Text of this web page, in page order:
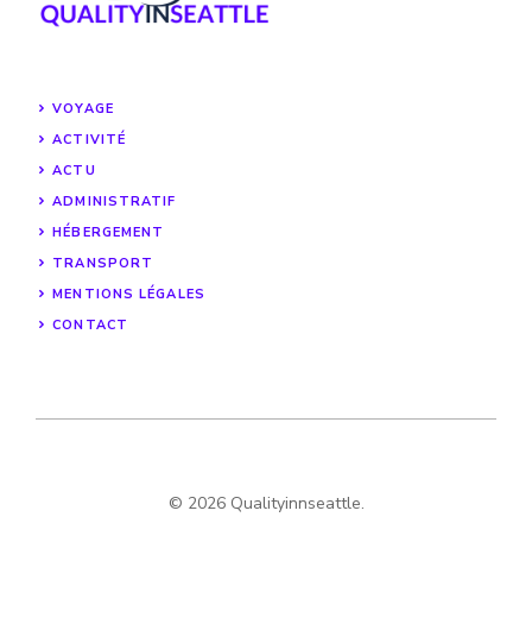
VOYAGE
ACTIVITÉ
ACTU
ADMINISTRATIF
HÉBERGEMENT
TRANSPORT
MENTIONS LÉGALES
CONTACT
© 2026 Qualityinnseattle.